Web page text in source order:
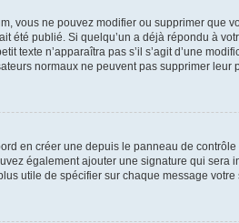
vous ne pouvez modifier ou supprimer que
été publié. Si quelqu’un a déjà répondu à
texte n’apparaîtra pas s’il s’agit d’une
normaux ne peuvent pas supprimer leur
en créer une depuis le panneau de
également ajouter une signature qui
utile de spécifier sur chaque message votre